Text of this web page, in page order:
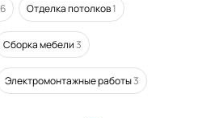
6 Отделка потолков1
Сборка мебели3
Электромонтажные работы3